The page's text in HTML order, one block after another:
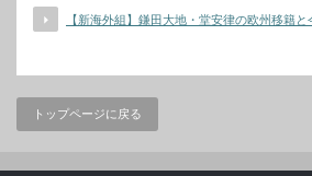
【新海外組】鎌田大地・堂安律の欧州移籍と
トップページに戻る